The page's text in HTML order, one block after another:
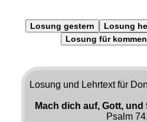
Losung gestern Losung
Losung für
Losung und Lehrtext für
Mach dich auf, Gott,
Psalm